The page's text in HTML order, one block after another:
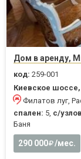
Дом в аренду,
код: 259-001
Киевское
Филатов луг,
спален: 5, с/
Баня
290 000 /мес.